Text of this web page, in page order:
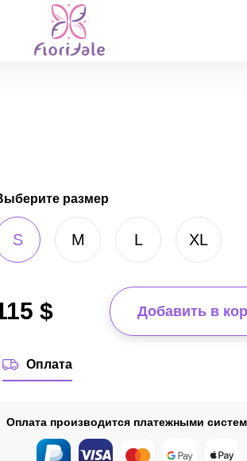
размер
S M L XL
$ Добавить в
Оплата
Оплата производится платежными